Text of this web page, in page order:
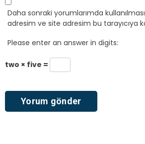
Daha sonraki yorumlarımda
adresim ve site adresim bu tarayıcıya
Please enter an answer in digits:
two × five =